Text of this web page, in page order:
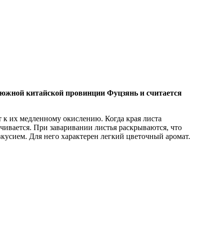
китайской провинции Фуцзянь и считается
к их медленному окислению. Когда края листа
При заваривании листья раскрываются, что
Для него характерен легкий цветочный аромат.